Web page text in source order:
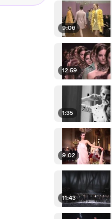
9:06
12:59
1:35
9:02
11:43